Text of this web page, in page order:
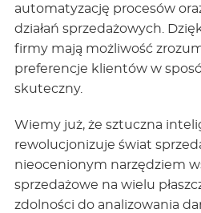
automatyzację procesów
działań sprzedażowych.
firmy mają możliwość
preferencje klientów w
skuteczny.
Wiemy już, że sztuczna
rewolucjonizuje świat
nieocenionym narzędziem
sprzedażowe na wielu
zdolności do analizowania